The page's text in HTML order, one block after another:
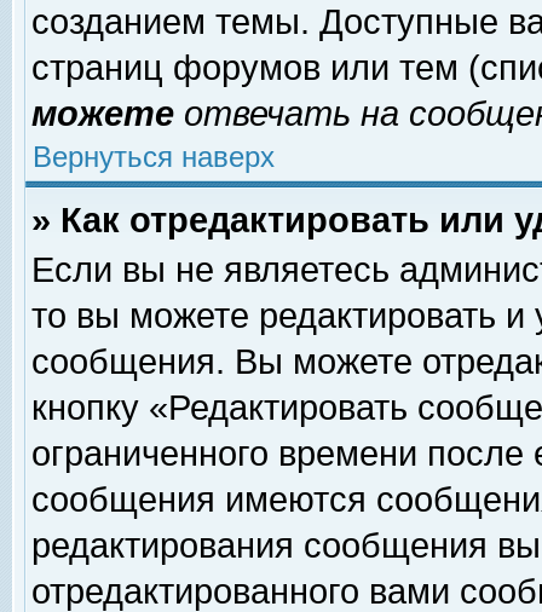
созданием темы. Доступные
страниц форумов или тем
можете отвечать на
Вернуться наверх
» Как отредактировать или
Если вы не являетесь
то вы можете редактировать и
сообщения. Вы можете
кнопку «Редактировать
ограниченного времени
сообщения имеются
редактирования сообщения
отредактированного вами